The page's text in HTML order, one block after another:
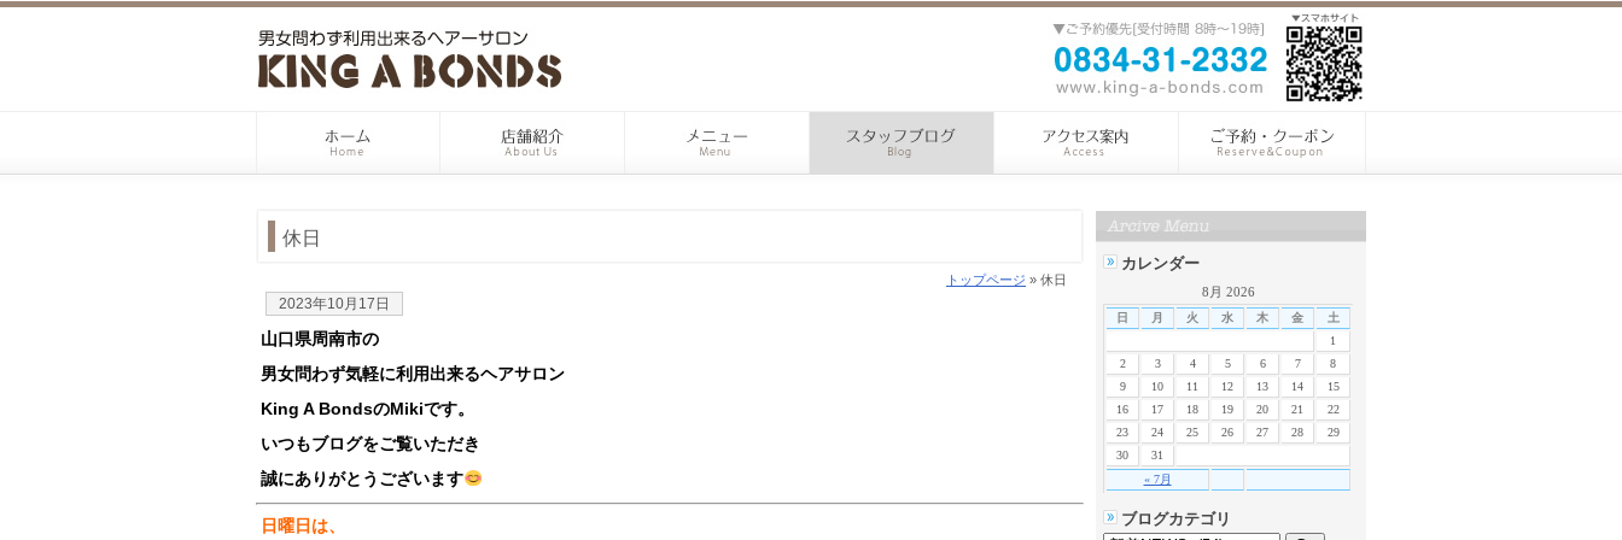
カレンダー
8月 2026
日 月 火 水 木 金 土
« 7月
1
2
3 4 5 6 7
8
9
10 11 12 13 14
15
16
17 18 19 20 21
22
23
24 25 26 27 28
29
30
31
ブログカテゴリ
休日
トップページ » 休日
2023年10月17日
山口県周南市の
男女問わず気軽に利用出来るヘアサロン
King A BondsのMikiです。
いつもブログをご覧いただき
誠にありがとうございます
日曜日は、